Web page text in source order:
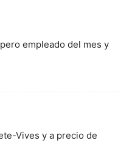
empleado del mes y
Vives y a precio de